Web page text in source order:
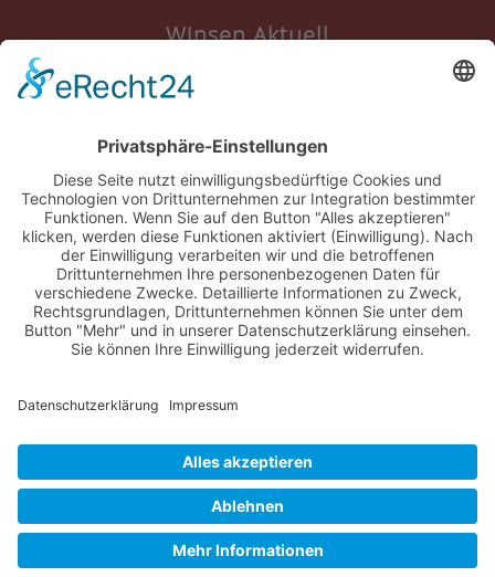
Winsen Aktuell
Nutzungsbedingungen
Über Uns
Datenschutz
Kontakt
Impressum
Winsen Aktuell// Realisiert von